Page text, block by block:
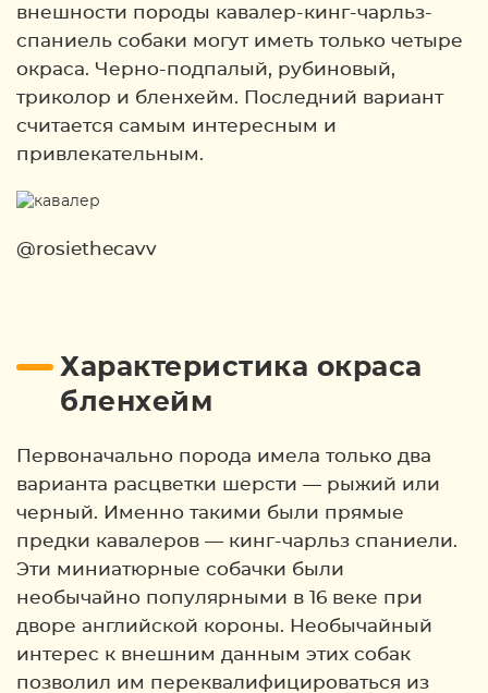
внешности породы кавалер-кинг-чарльз-
спаниель собаки могут иметь только четыре
окраса. Черно-подпалый, рубиновый,
триколор и бленхейм. Последний вариант
считается самым интересным и
привлекательным.
@rosiethecavv
Характеристика окраса
бленхейм
Первоначально порода имела только два
варианта расцветки шерсти — рыжий или
черный. Именно такими были прямые
предки кавалеров — кинг-чарльз спаниели.
Эти миниатюрные собачки были
необычайно популярными в 16 веке при
дворе английской короны. Необычайный
интерес к внешним данным этих собак
позволил им переквалифицироваться из